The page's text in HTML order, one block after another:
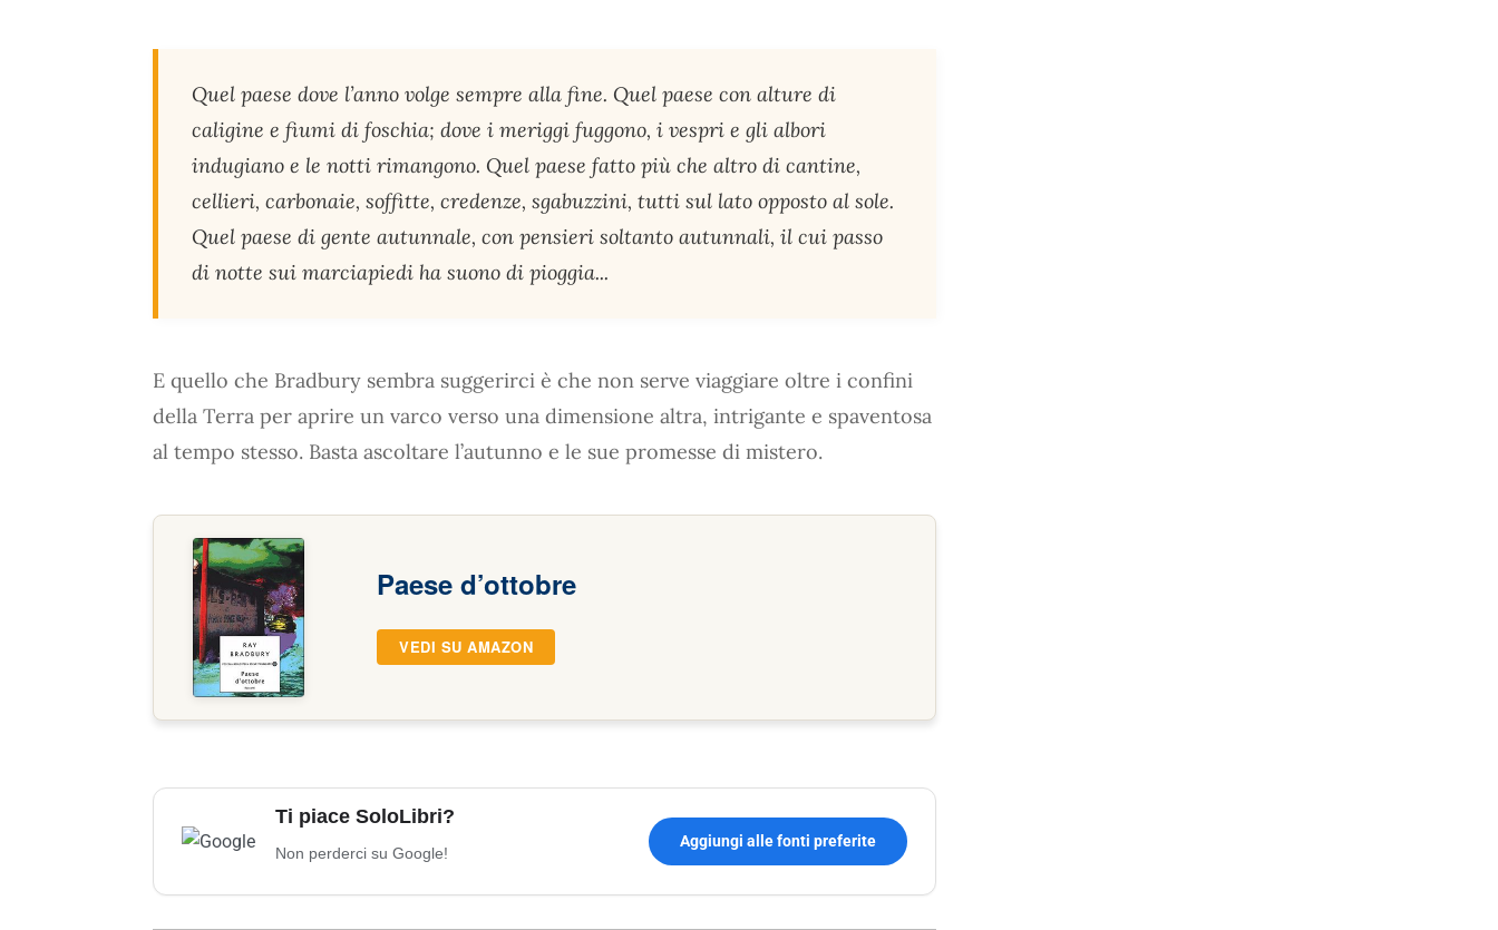
Quel paese dove l’anno volge sempre alla fine. Quel paese con alture di
caligine e fiumi di foschia; dove i meriggi fuggono, i vespri e gli albori
indugiano e le notti rimangono. Quel paese fatto più che altro di cantine,
cellieri, carbonaie, soffitte, credenze, sgabuzzini, tutti sul lato opposto al sole.
Quel paese di gente autunnale, con pensieri soltanto autunnali, il cui passo
di notte sui marciapiedi ha suono di pioggia...
E quello che Bradbury sembra suggerirci è che non serve viaggiare oltre i confini
della Terra per aprire un varco verso una dimensione altra, intrigante e spaventosa
al tempo stesso. Basta ascoltare l’autunno e le sue promesse di mistero.
Paese d’ottobre
VEDI SU AMAZON
Ti piace SoloLibri?
Non perderci su Google!
Aggiungi alle fonti preferite